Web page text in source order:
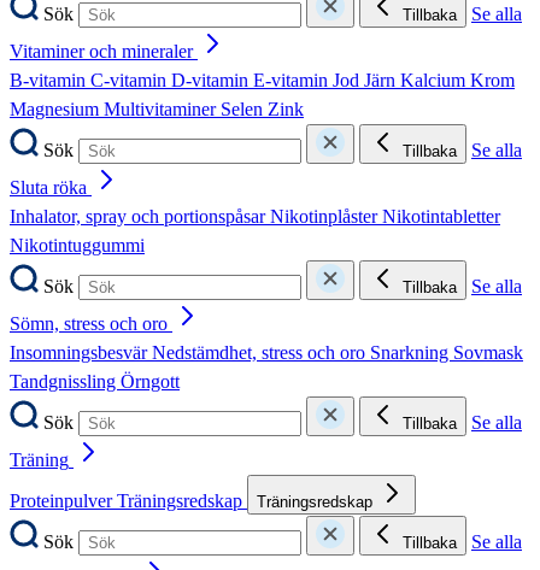
Sök
Tillbaka
Se alla
Vitaminer och mineraler
B-vitamin C-vitamin D-vitamin E-vitamin Jod Järn Kalcium Krom
Magnesium Multivitaminer Selen Zink
Sök
Tillbaka
Se alla
Sluta röka
Inhalator, spray och portionspåsarNikotinplåsterNikotintabletter
Nikotintuggummi
Sök
Tillbaka
Se alla
Sömn, stress och oro
InsomningsbesvärNedstämdhet, stress och oro Snarkning Sovmask
Tandgnissling Örngott
Sök
Tillbaka
Se alla
Träning
ProteinpulverTräningsredskap Träningsredskap
Sök Tillbaka
Se alla